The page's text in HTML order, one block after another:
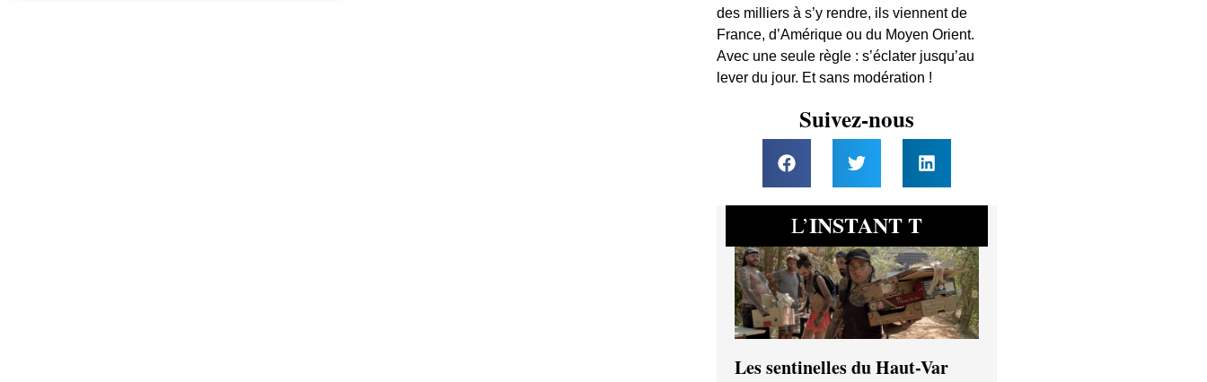
des milliers à s’y rendre, ils viennent de
France, d’Amérique ou du Moyen Orient.
Avec une seule règle : s’éclater jusqu’au
lever du jour. Et sans modération !
Suivez-nous
L’INSTANT T
Les sentinelles du Haut-Var